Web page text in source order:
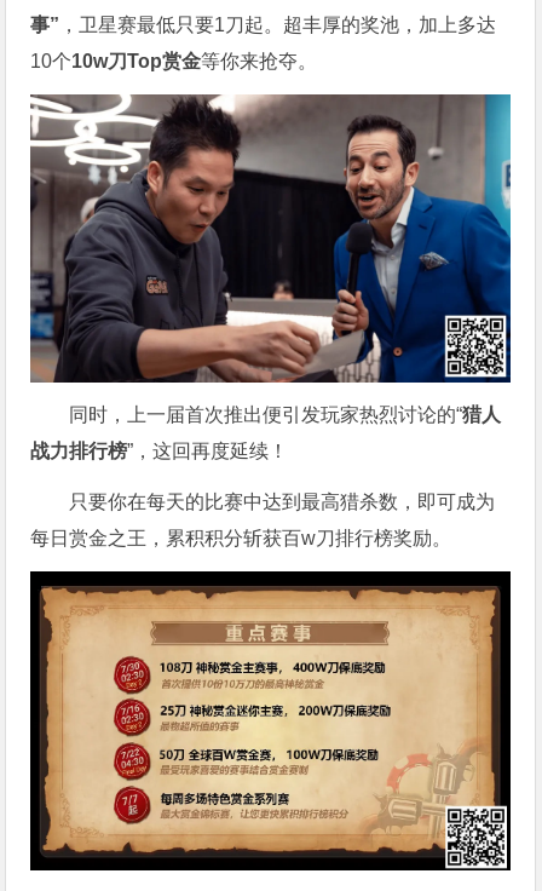
事” ，卫星赛最低只要1刀起。超丰厚的奖池，加上多达
10个10w刀Top赏金等你来抢夺。
同时，上一届首次推出便引发玩家热烈讨论的“猎人
战力排行榜”，这回再度延续！
只要你在每天的比赛中达到最高猎杀数，即可成为
每日赏金之王，累积积分斩获百w刀排行榜奖励。